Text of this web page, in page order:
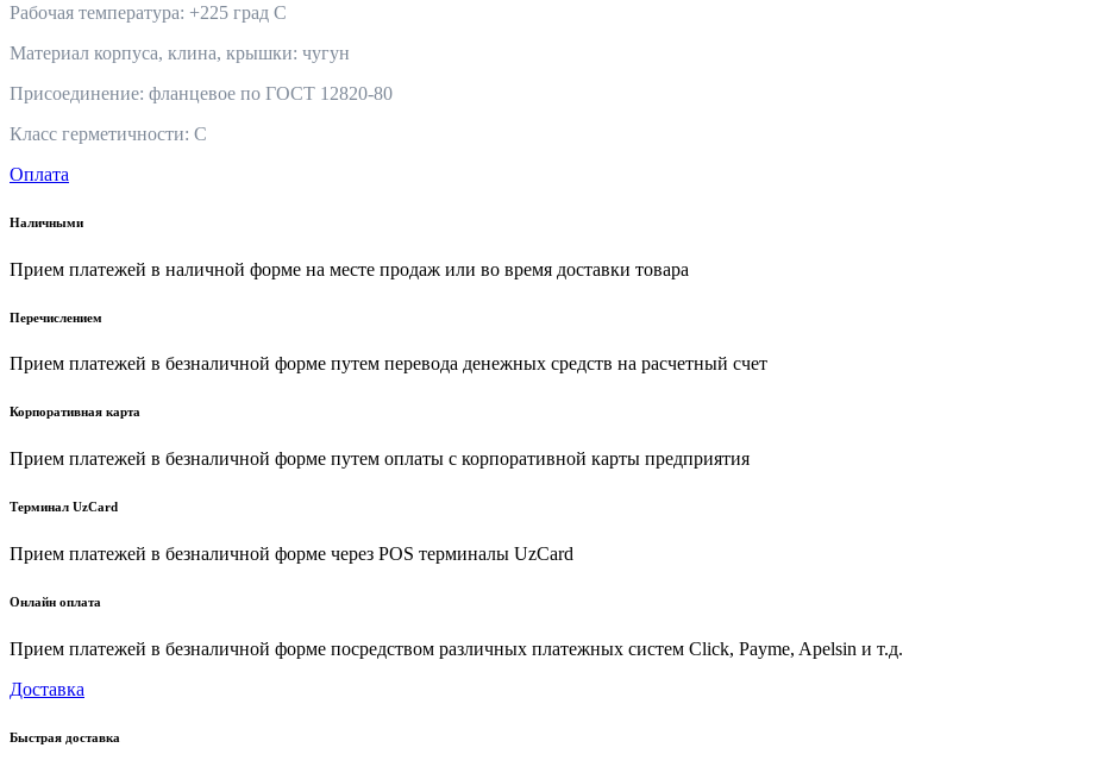
Рабочая температура: +225 град С
Материал корпуса, клина, крышки: чугун
Присоединение: фланцевое по ГОСТ 12820-80
Класс герметичности: С
Оплата
Наличными
Прием платежей в наличной форме на месте продаж или во время доставки товара
Перечислением
Прием платежей в безналичной форме путем перевода денежных средств на расчетный счет
Корпоративная карта
Прием платежей в безналичной форме путем оплаты с корпоративной карты предприятия
Терминал UzCard
Прием платежей в безналичной форме через POS терминалы UzCard
Онлайн оплата
Прием платежей в безналичной форме посредством различных платежных систем Click, Payme, Apelsin и т.д.
Доставка
Быстрая доставка